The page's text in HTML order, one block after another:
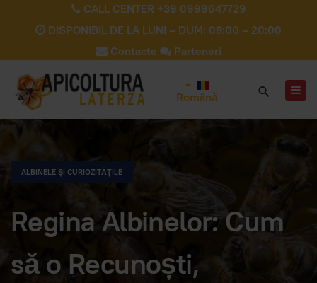
CALL CENTER +39 0999647729
DISPONIBIL DE LA LUNI – DUM: 08:00 – 20:00
Contacte
Parteneri
Română
ALBINELE ȘI CURIOZITĂȚILE
Regina Albinelor: Cum
să o Recunoști,